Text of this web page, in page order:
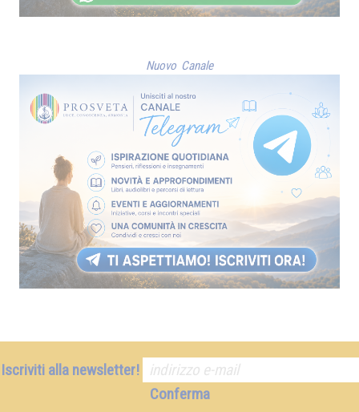
Nuovo Canale
Iscriviti alla newsletter!
Conferma